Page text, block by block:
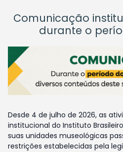
Comunicação
durante o
Desde 4 de julho de 2026, as
institucional do Instituto
suas unidades museológicas
restrições estabelecidas pela